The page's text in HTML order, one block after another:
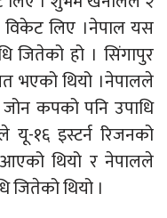
विकेट लिए ।नेपाल यस
जितेको हो । सिंगापुर
भएको थियो ।नेपालले
कपको पनि उपाधि
यू-१६ इस्टर्न रिजनको
आएको थियो र नेपालले
जितेको थियो ।